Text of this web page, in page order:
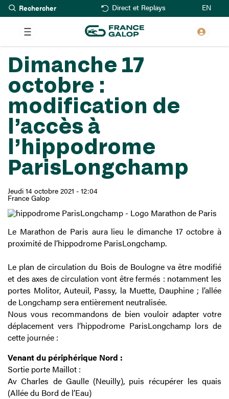
Aller
au
contenu
principal
Rechercher Direct et Replays EN
Dimanche 17
octobre :
modification de
l’accès à
l’hippodrome
ParisLongchamp
Jeudi 14 octobre 2021 - 12:04
France Galop
Le Marathon de Paris aura lieu le dimanche 17 octobre à
proximité de l’hippodrome ParisLongchamp.
Le plan de circulation du Bois de Boulogne va être modifié
et des axes de circulation vont être fermés : notamment les
portes Molitor, Auteuil, Passy, la Muette, Dauphine ; l’allée
de Longchamp sera entièrement neutralisée.
Nous vous recommandons de bien vouloir adapter votre
déplacement vers l’hippodrome ParisLongchamp lors de
cette journée :
Venant du périphérique Nord :
Sortie porte Maillot :
Av Charles de Gaulle (Neuilly), puis récupérer les quais
(Allée du Bord de l’Eau)